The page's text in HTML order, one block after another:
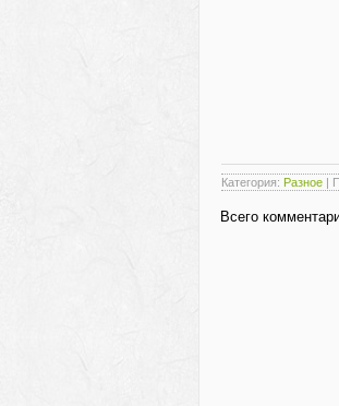
Категория: Разное |
Всего